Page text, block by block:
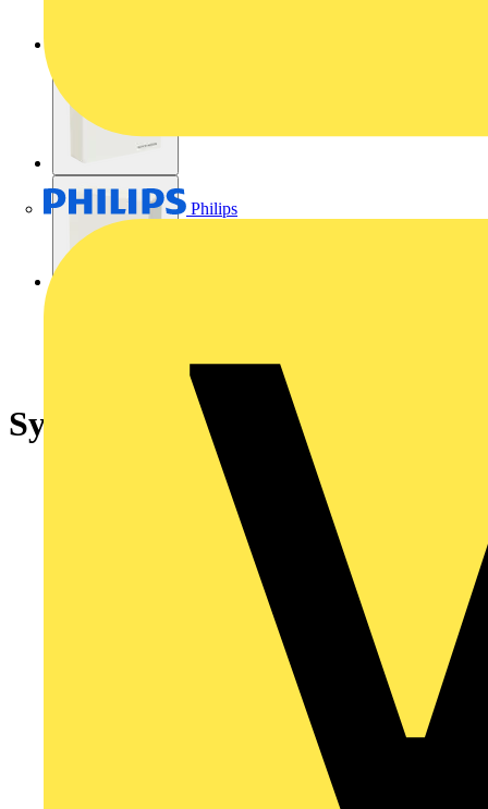
Philips
System Access Point 3.0